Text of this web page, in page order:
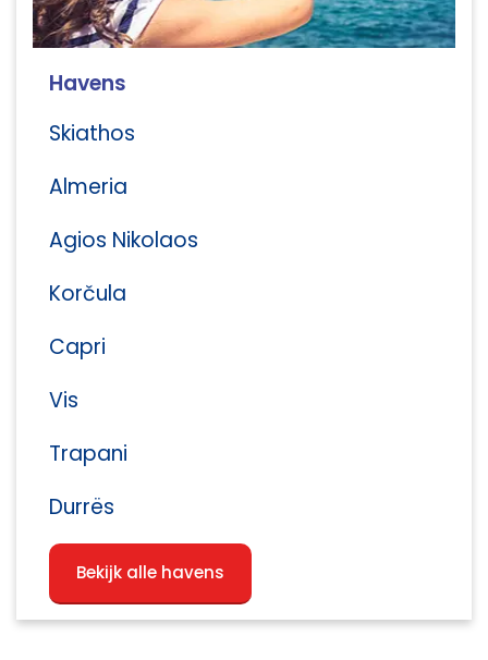
Havens
Skiathos
Almeria
Agios Nikolaos
Korčula
Capri
Vis
Trapani
Durrës
Bekijk alle havens